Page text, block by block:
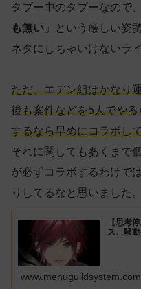
タブー中のタブーなので
も無い 」という厳しい姿
ネタにしちゃいけないラ
ただ、エデン組はかなり
後も案件などを5人でや
するなら早めにコラボし
それに関してもあくまで
が必ずコラボするわけで
りしてるなと思いました。
【思考
ス、騒
www.menuguildsystem.com